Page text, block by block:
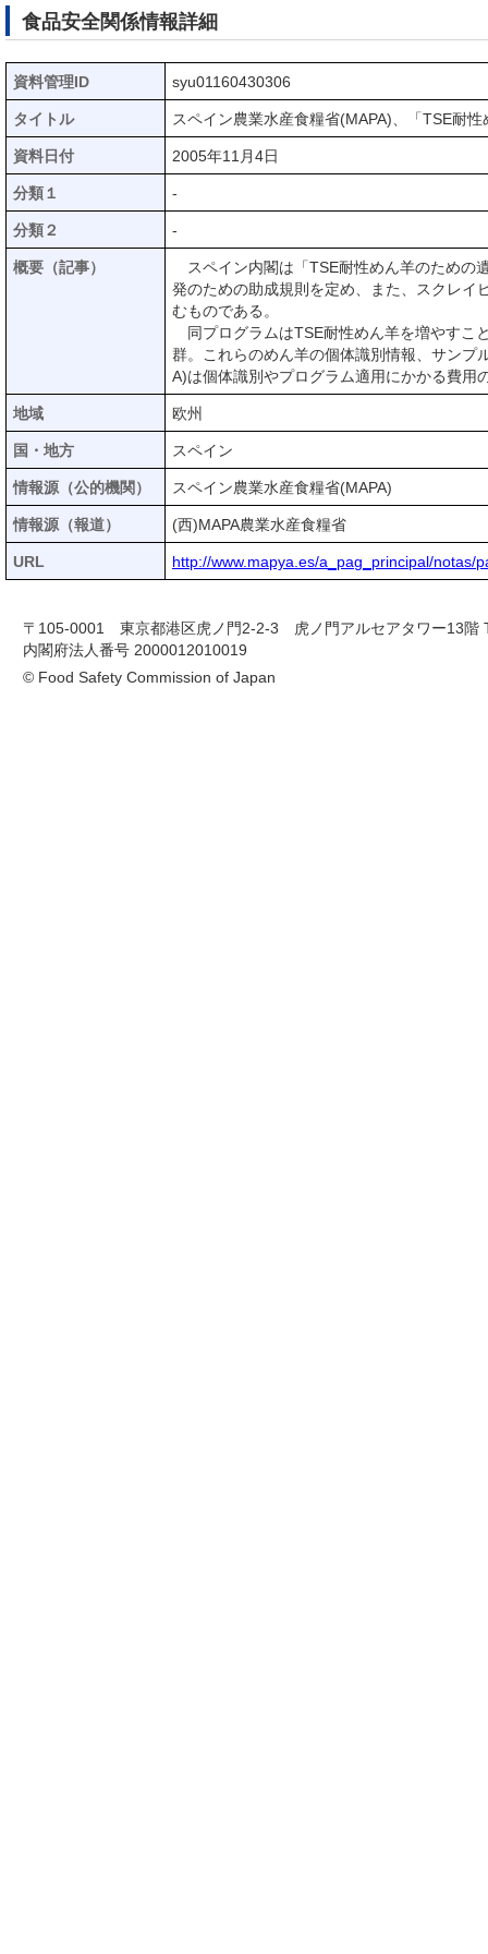
食品安全関係情報詳細
資料管理ID syu01160430306
タイトル スペイン農業水産食糧省(MAPA)、「TSE耐
資料日付 2005年11月4日
分類１ -
分類２ -
概要（記事）
スペイン内閣は「TSE耐性めん羊のための
発のための助成規則を定め、また、スクレイ
むものである。
同プログラムはTSE耐性めん羊を増やすこ
群。これらのめん羊の個体識別情報、サンプ
A)は個体識別やプログラム適用にかかる費用
地域 欧州
国・地方 スペイン
情報源（公的機関） スペイン農業水産食糧省(MAPA)
情報源（報道） (西)MAPA農業水産食糧省
URL http://www.mapya.es/a_pag_principal/notas/
〒105-0001 東京都港区虎ノ門2-2-3 虎ノ門アルセアタワー13階
内閣府法人番号 2000012010019
© Food Safety Commission of Japan